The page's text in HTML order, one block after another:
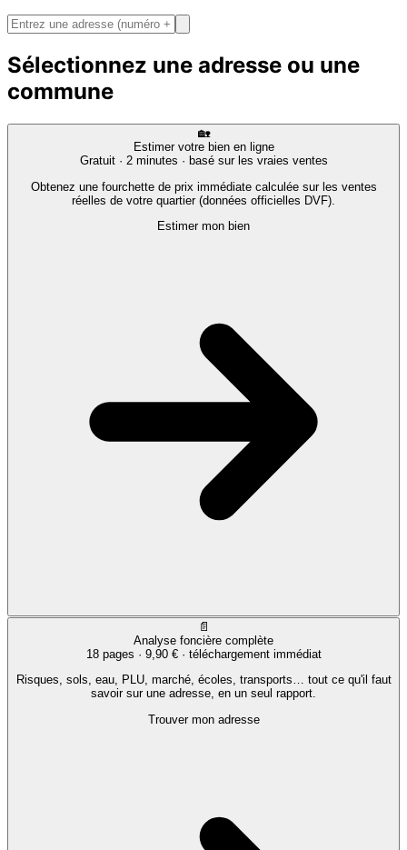
Sélectionnez une adresse ou une
commune
🏡
Estimer votre bien en ligne
Gratuit · 2 minutes · basé sur les vraies ventes
Obtenez une fourchette de prix immédiate calculée sur les ventes
réelles de votre quartier (données officielles DVF).
Estimer mon bien
📄
Analyse foncière complète
18 pages · 9,90 €· téléchargement immédiat
Risques, sols, eau, PLU, marché, écoles, transports… tout ce qu'il faut
savoir sur une adresse, en un seul rapport.
Trouver mon adresse